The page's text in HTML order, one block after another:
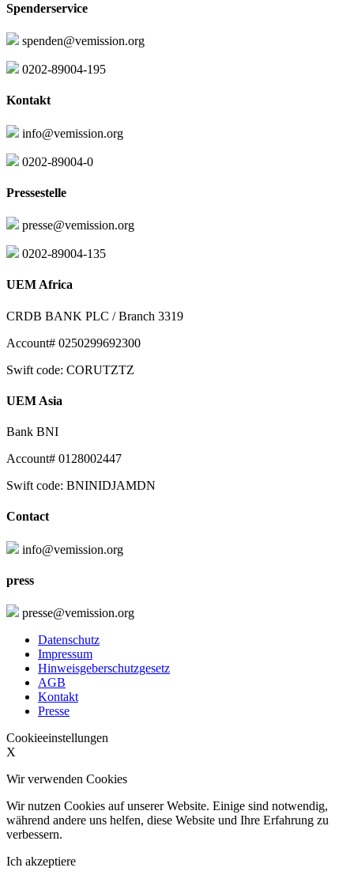
Spenderservice
spenden@vemission.org
0202-89004-195
Kontakt
info@vemission.org
0202-89004-0
Pressestelle
presse@vemission.org
0202-89004-135
UEM Africa
CRDB BANK PLC / Branch 3319
Account# 0250299692300
Swift code: CORUTZTZ
UEM Asia
Bank BNI
Account# 0128002447
Swift code: BNINIDJAMDN
Contact
info@vemission.org
press
presse@vemission.org
Datenschutz
Impressum
Hinweisgeberschutzgesetz
AGB
Kontakt
Presse
Cookieeinstellungen
X
Wir verwenden Cookies
Wir nutzen Cookies auf unserer Website. Einige sind notwendig,
während andere uns helfen, diese Website und Ihre Erfahrung zu
verbessern.
Ich akzeptiere